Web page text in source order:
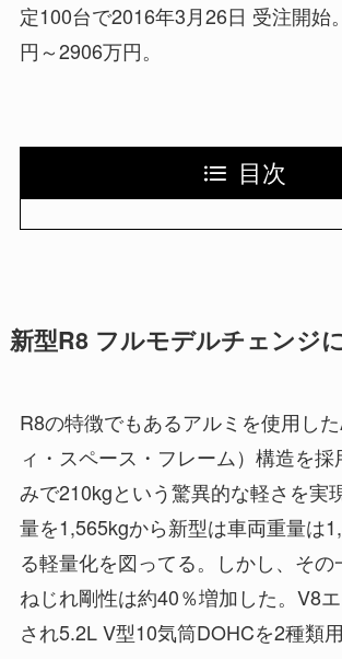
定100台で2016年3月26日 受注開始
円～2906万円。
目次
新型R8 フルモデルチェンジ
R8の特徴でもあるアルミを使用し
ィ・スペース・フレーム）構造を
みで210kgという驚異的な軽さを実
量を1,565kgから新型は車両重量は
る軽量化を図ってる。しかし、そ
ねじれ剛性は約40％増加した。V8
され5.2L V型10気筒DOHCを2種類